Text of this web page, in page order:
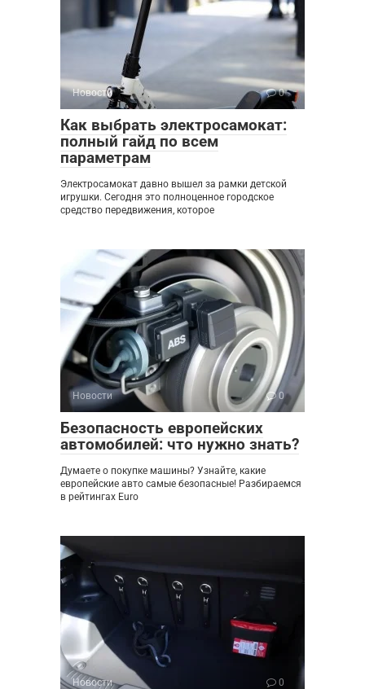
Новости 0
Как выбрать электросамокат:
полный гайд по всем
параметрам
Электросамокат давно вышел за рамки детской
игрушки. Сегодня это полноценное городское
средство передвижения, которое
Новости 0
Безопасность европейских
автомобилей: что нужно знать?
Думаете о покупке машины? Узнайте, какие
европейские авто самые безопасные! Разбираемся
в рейтингах Euro
Новости 0